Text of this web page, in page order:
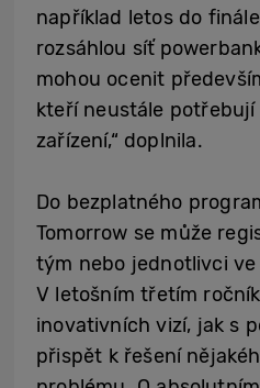
například letos do
rozsáhlou síť
mohou ocenit
kteří neustále
zařízení,“ doplnila.
Do bezplatného
Tomorrow se může
tým nebo jednotlivci ve
V letošním třetím
inovativních vizí, jak s
přispět k řešení